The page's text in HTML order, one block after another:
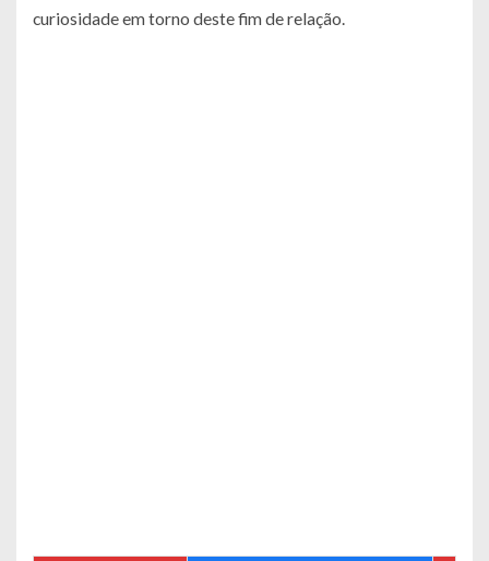
curiosidade em torno deste fim de relação.